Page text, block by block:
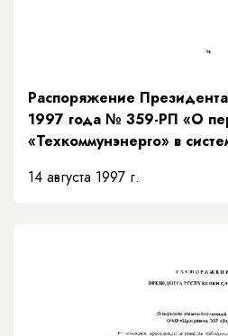
Распоряжение Президента
1997 года № 359-РП «О
«Техкоммунэнерго» в
14 августа 1997 г.